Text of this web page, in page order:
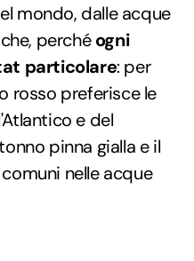
mondo, dalle acque
perchéogni
particolare: per
rosso preferisce le
e del
pinna gialla e il
nelle acque